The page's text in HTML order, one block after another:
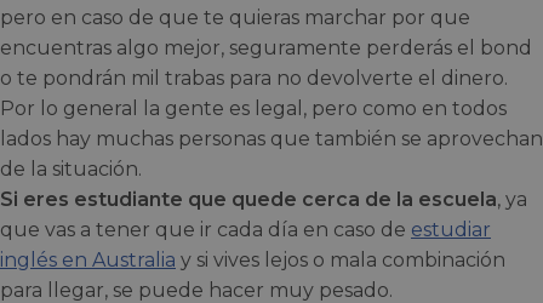
pero en caso de que te quieras marchar por que
encuentras algo mejor, seguramente perderás el bond
o te pondrán mil trabas para no devolverte el dinero.
Por lo general la gente es legal, pero como en todos
lados hay muchas personas que también se aprovechan
de la situación.
Si eres estudiante que quede cerca de la escuela, ya
que vas a tener que ir cada día en caso de estudiar
inglés en Australia y si vives lejos o mala combinación
para llegar, se puede hacer muy pesado.